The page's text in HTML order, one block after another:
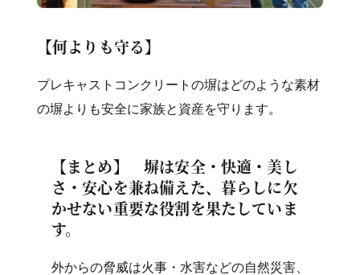
【何よりも守る】
プレキャストコンクリートの塀はどのような素材
の塀よりも安全に家族と資産を守ります。
【まとめ】 塀は安全・快適・美し
さ・安心を兼ね備えた、暮らしに欠
かせない重要な役割を果たしていま
す。
外からの脅威は火事・水害などの自然災害、